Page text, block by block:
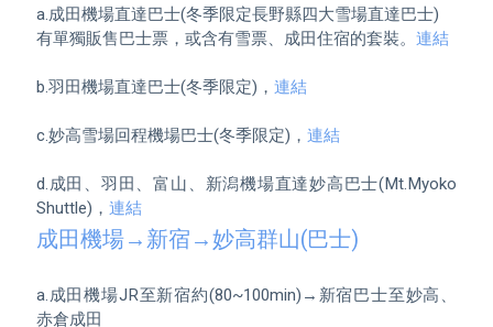
a.成田機場直達巴士(冬季限定長野縣四大雪場直達巴士)
有單獨販售巴士票，或含有雪票、成田住宿的套裝。 連結
b.羽田機場直達巴士(冬季限定)， 連結
c.妙高雪場回程機場巴士(冬季限定)， 連結
d.成田、羽田、富山、新潟機場直達妙高巴士(Mt.Myoko
Shuttle)， 連結
成田機場→新宿→妙高群山(巴士)
a.成田機場JR至新宿約(80~100min)→新宿巴士至妙高、
赤倉成田